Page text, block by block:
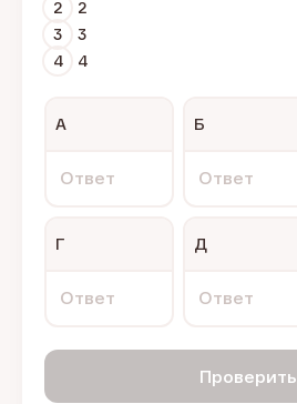
2
2
3
3
4
4
А
Ответ
Б
Ответ
Г
Ответ
Д
Ответ
Проверить